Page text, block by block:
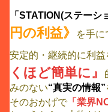
「STATION(ステーシ
円の利益》
を手に
安定的・継続的に利益
くほど簡単に』
みのない“真実の情報”
そのおかげで「業界